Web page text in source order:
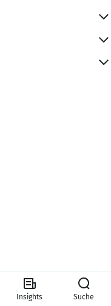
Insights Suche